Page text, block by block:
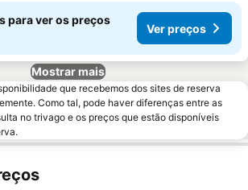
para ver os preços
Ver preços
Mostrar mais
que recebemos dos sites de reserva
Como tal, pode haver diferenças entre as
no trivago e os preços que estão disponíveis